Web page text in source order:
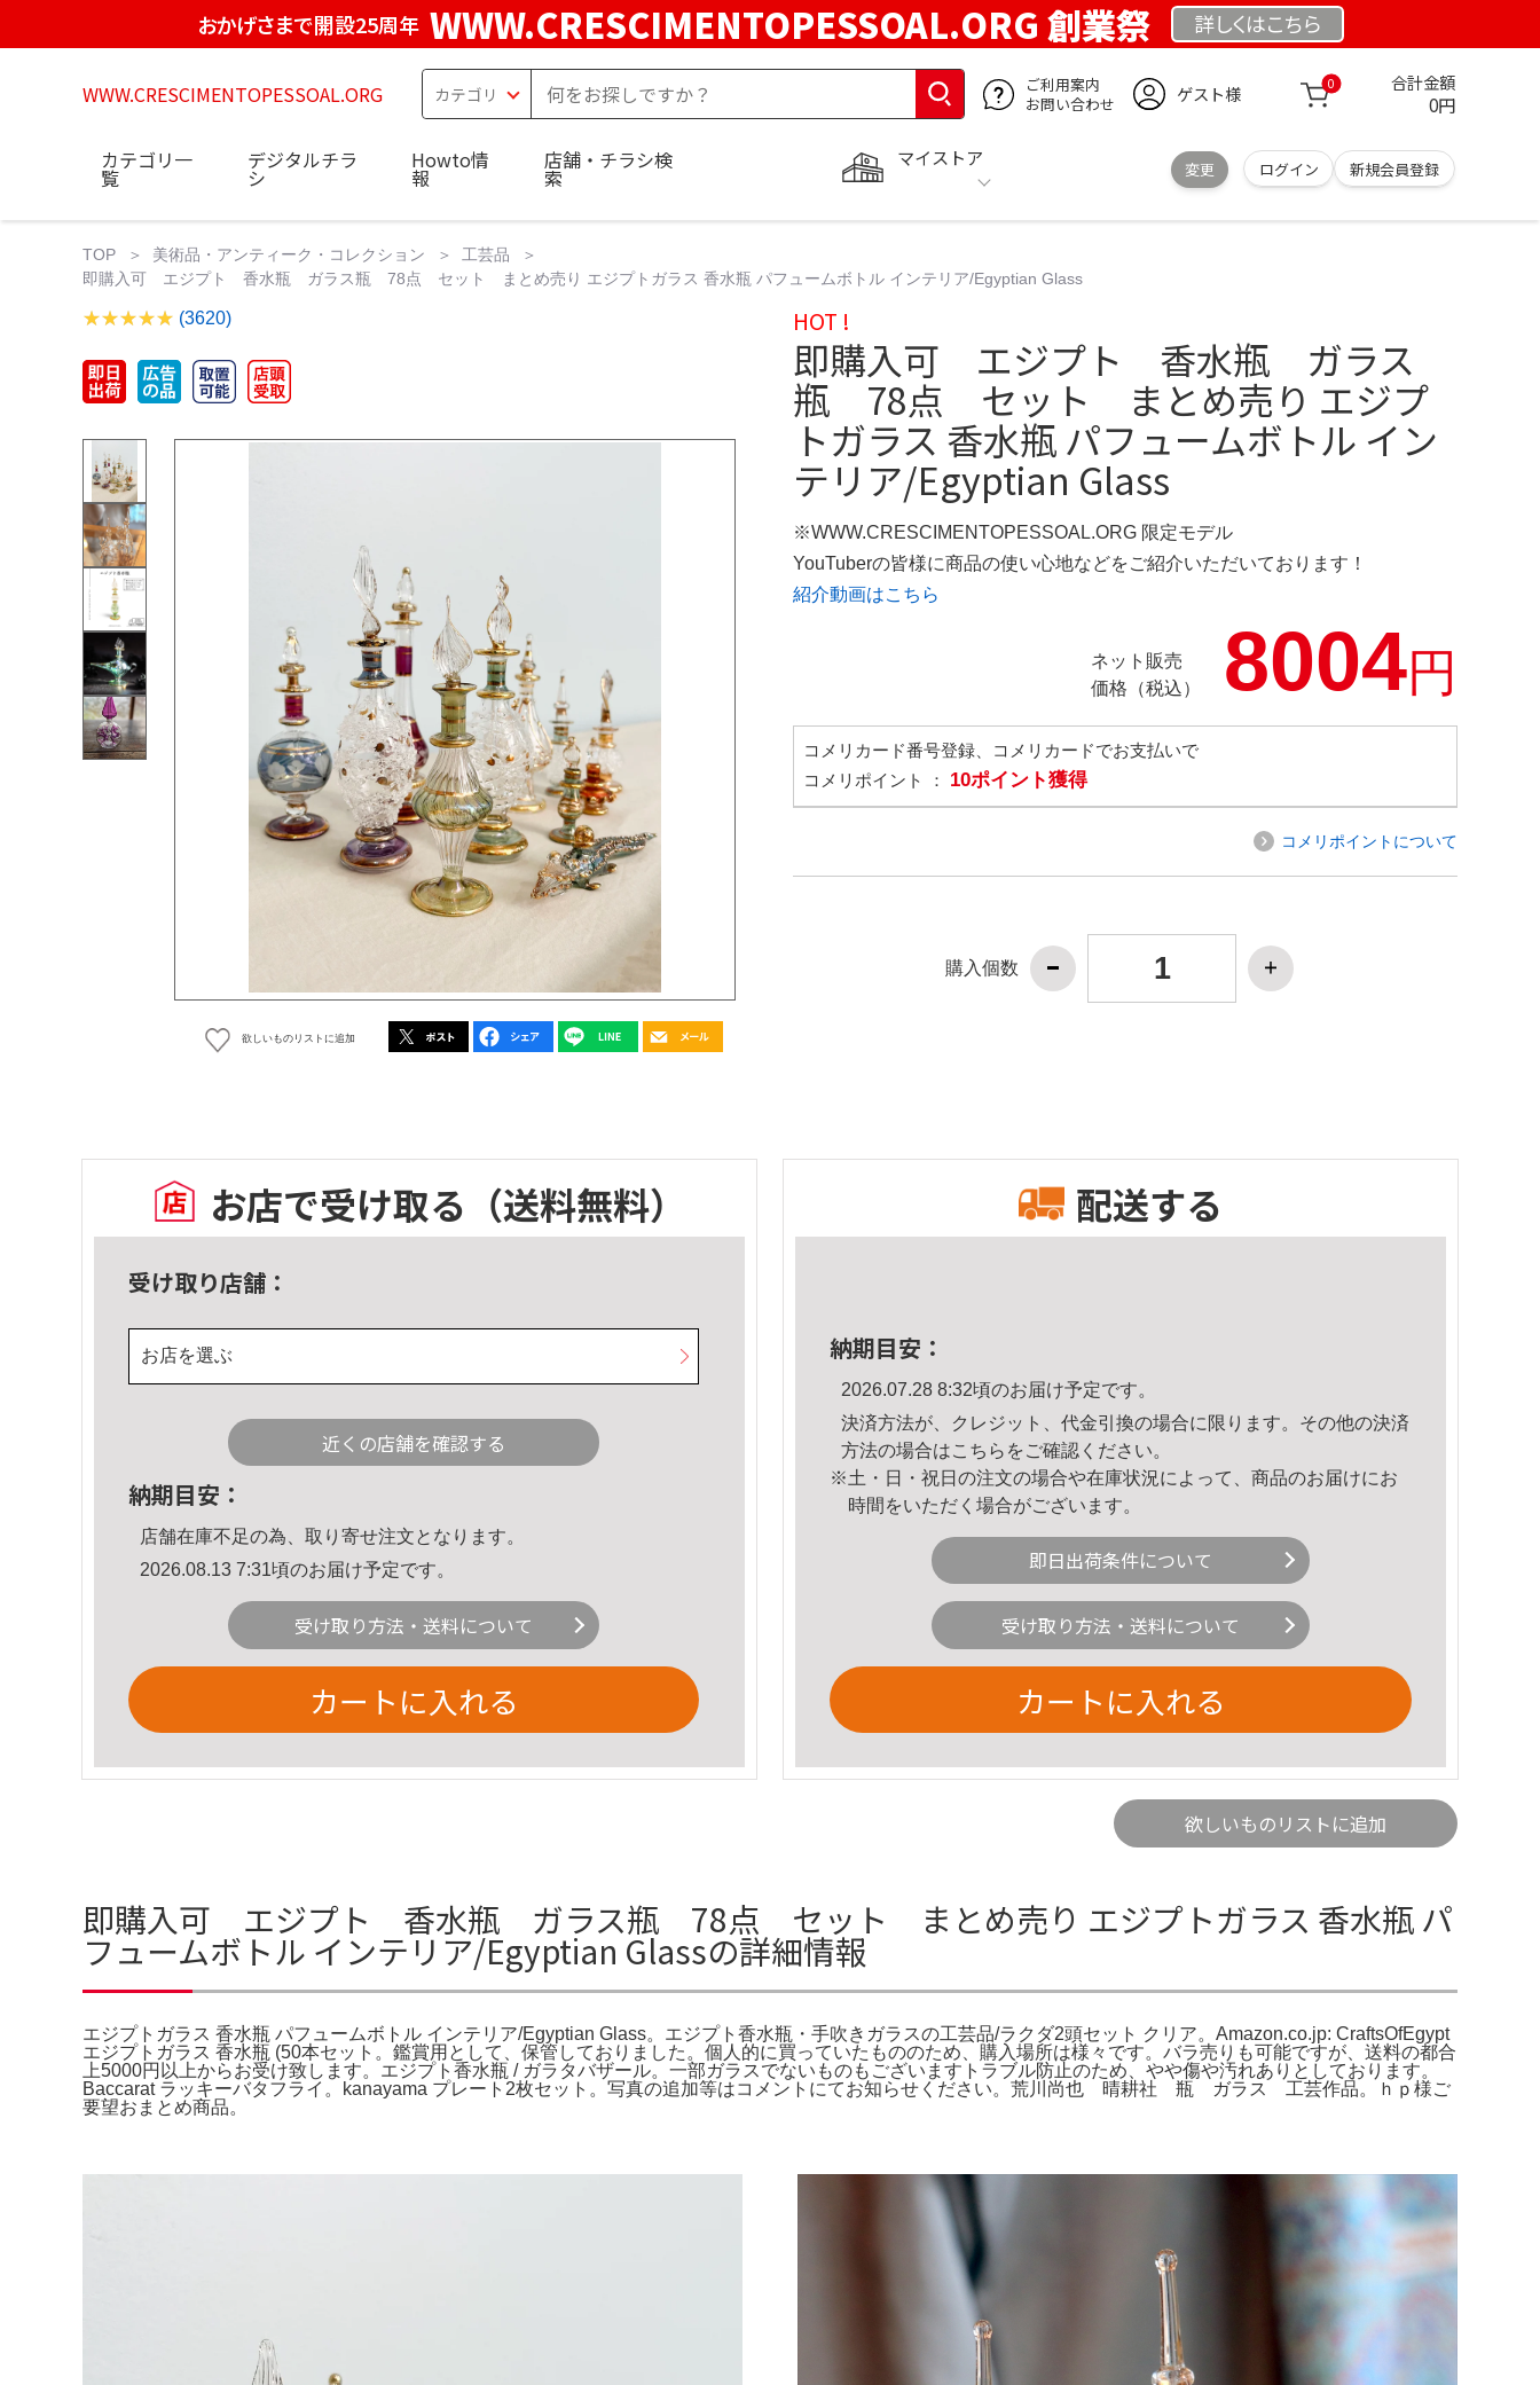
おかげさまで開設25周年 WWW.CRESCIMENTOPESSOAL.ORG 創業祭 詳しくはこちら
WWW.CRESCIMENTOPESSOAL.ORG
ご利用案内
お問い合わせ
ゲスト様 0 合計金額
0円
マイストア
変更 ログイン 新規会員登録
カテゴリ一
覧
デジタルチラ
シ
Howto情
報
店舗・チラシ検
索
TOP 美術品・アンティーク・コレクション
工芸品
即購入可 エジプト 香水瓶 ガラス瓶 78点 セット まとめ売り エジプトガラス 香水瓶 パフュームボトル インテリア/Egyptian Glass
(3620)
欲しいものリストに追加
HOT !
即購入可 エジプト 香水瓶 ガラス
瓶 78点 セット まとめ売り エジプ
トガラス 香水瓶 パフュームボトル イン
テリア/Egyptian Glass
※WWW.CRESCIMENTOPESSOAL.ORG 限定モデル
YouTuberの皆様に商品の使い心地などをご紹介いただいております！
紹介動画はこちら
ネット販売
価格（税込）
8004円
コメリカード番号登録、コメリカードでお支払いで
コメリポイント ： 10ポイント獲得
コメリポイントについて
購入個数
お店で受け取る （送料無料）
受け取り店舗：
お店を選ぶ
近くの店舗を確認する
納期目安：
店舗在庫不足の為、取り寄せ注文となります。
2026.08.13 7:31頃のお届け予定です。
受け取り方法・送料について
カートに入れる
配送する
納期目安：
2026.07.28 8:32頃のお届け予定です。
決済方法が、クレジット、代金引換の場合に限ります。その他の決済
方法の場合はこちら をご確認ください。
※土・日・祝日の注文の場合や在庫状況によって、商品のお届けにお
時間をいただく場合がございます。
即日出荷条件について
受け取り方法・送料について
カートに入れる
欲しいものリストに追加
即購入可 エジプト 香水瓶 ガラス瓶 78点 セット まとめ売り エジプトガラス 香水瓶 パ
フュームボトル インテリア/Egyptian Glassの詳細情報
エジプトガラス 香水瓶 パフュームボトル インテリア/Egyptian Glass。エジプト香水瓶・手吹きガラスの工芸品/ラクダ2頭セット クリア。Amazon.co.jp: CraftsOfEgypt
エジプトガラス 香水瓶 (50本セット。鑑賞用として、保管しておりました。個人的に買っていたもののため、購入場所は様々です。バラ売りも可能ですが、送料の都合
上5000円以上からお受け致します。エジプト香水瓶 / ガラタバザール。一部ガラスでないものもございますトラブル防止のため、やや傷や汚れありとしております。
Baccarat ラッキーバタフライ。kanayama プレート2枚セット。写真の追加等はコメントにてお知らせください。荒川尚也 晴耕社 瓶 ガラス 工芸作品。ｈｐ様ご
要望おまとめ商品。